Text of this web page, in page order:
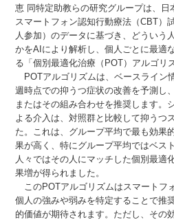
恵 同特定助教らの研究グループは、
スマートフォン認知行動療法（CBT）
人参加）のデータに基づき、どういう
かをAIにより解析し、個人ごとに最適
る「個別最適化治療（POT）アルゴリ
POTアルゴリズムは、ベースライン
週時点での抑うつ症状の改善を予測し
またはその組み合わせを推奨します。
よる介入は、対照群と比較して抑うつ
た。これは、グループ平均で最も効果
果が高く、特にグループ平均ではベス
人々ではその人にマッチした個別最適
果増が得られました。
このPOTアルゴリズムはスマートフ
個人の強みや弱みを特定することで推
的価値が期待されます。ただし、その